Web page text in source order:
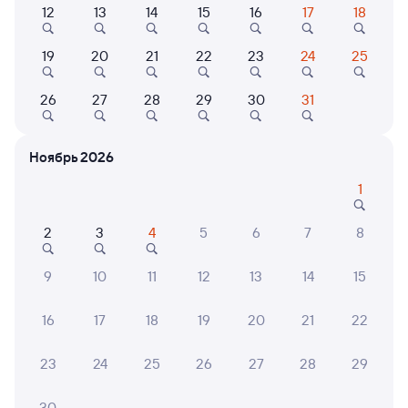
Выберите дату
070Я Проходящий 8,9
Антропово
из Москвы Ярославской
в Читу-2
22:29 10:50
2 д 8 ч 21 м в пути
от 11 ⁠851 ⁠₽ 15 ⁠227 ⁠₽
Выберите дату
12 13 14 15 16 17 18
19 20 21 22 23 24 25
26 27 28 29 30 31
Ноябрь 2026
1
2 3 4 5 6 7 8
9 10 11 12 13 14 15
16 17 18 19 20 21 22
23 24 25 26 27 28 29